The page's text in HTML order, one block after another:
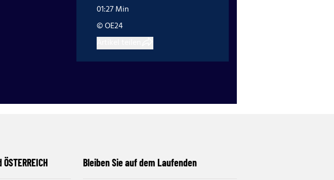
01:27 Min
© OE24
Bleiben Sie auf dem Laufenden